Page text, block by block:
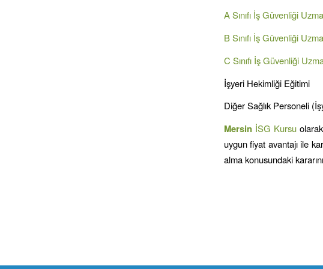
A Sınıfı İş Güvenliği
B Sınıfı İş Güvenliği
C Sınıfı İş Güvenliği
İşyeri Hekimliği Eğitimi
Diğer Sağlık Personeli
Mersin İSG Kursu
uygun fiyat avantajı ile
alma konusundaki